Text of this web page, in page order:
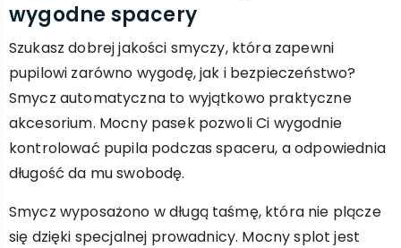
wygodne spacery
Szukasz dobrej jakości smyczy, która zapewni
pupilowi zarówno wygodę, jak i bezpieczeństwo?
Smycz automatyczna to wyjątkowo praktyczne
akcesorium. Mocny pasek pozwoli Ci wygodnie
kontrolować pupila podczas spaceru, a odpowiednia
długość da mu swobodę.
Smycz wyposażono w długą taśmę, która nie plącze
się dzięki specjalnej prowadnicy. Mocny splot jest